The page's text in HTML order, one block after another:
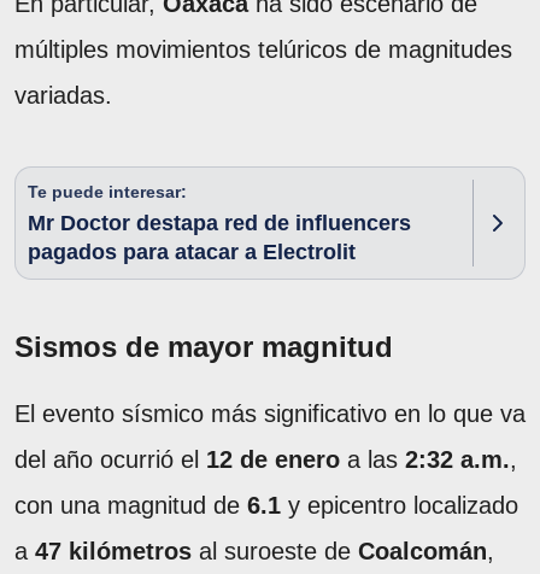
múltiples movimientos telúricos de magnitudes
variadas.
Te puede interesar:
Mr Doctor destapa red de influencers
pagados para atacar a Electrolit
Sismos de mayor magnitud
El evento sísmico más significativo en lo que va
del año ocurrió el 12 de enero a las 2:32 a.m.,
con una magnitud de 6.1 y epicentro localizado
a 47 kilómetros al suroeste de Coalcomán,